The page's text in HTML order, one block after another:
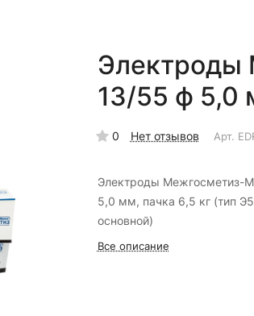
13/55 ф 5,0
0 Нет отзывов Арт.
Электроды Межгосметиз-
5,0 мм, пачка 6,5 кг (тип
основной)
Все описание